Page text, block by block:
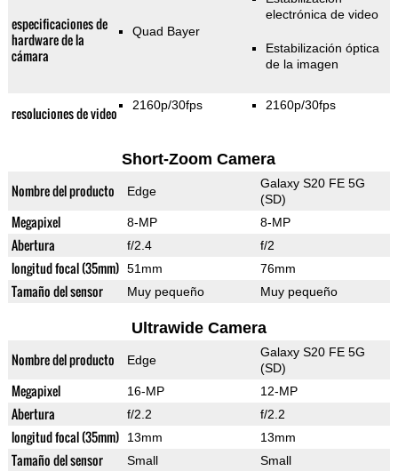
especificaciones de
hardware de la
cámara
Quad Bayer
electrónica de video
Estabilización óptica
de la imagen
resoluciones de video 2160p/30fps 2160p/30fps
Short-Zoom Camera
Nombre del producto Edge
Galaxy S20 FE 5G
(SD)
Megapixel 8-MP 8-MP
Abertura f/2.4 f/2
longitud focal (35mm) 51mm 76mm
Tamaño del sensor Muy pequeño Muy pequeño
Ultrawide Camera
Nombre del producto Edge
Galaxy S20 FE 5G
(SD)
Megapixel 16-MP 12-MP
Abertura f/2.2 f/2.2
longitud focal (35mm) 13mm 13mm
Tamaño del sensor Small Small